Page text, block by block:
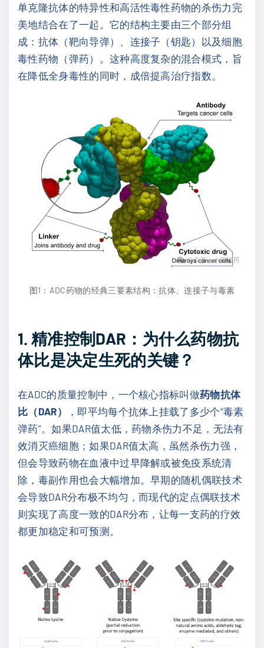
单克隆抗体的特异性和高活性毒性药物的杀伤力完
美地结合在了一起。它的结构主要由三个部分组
成：抗体（靶向导弹）、连接子（钥匙）以及细胞
毒性药物（弹药）。这种高度复杂的混合模式，旨
在降低全身毒性的同时，成倍提高治疗指数。
图1：ADC药物的经典三要素结构：抗体、连接子与毒素
1. 精准控制DAR：为什么药物抗
体比是决定生死的关键？
在ADC的质量控制中，一个核心指标叫做药物抗体
比（DAR）
，即平均每个抗体上挂载了多少个“毒素
弹药”。如果DAR值太低，药物杀伤力不足，无法有
效消灭癌细胞；如果DAR值太高，虽然杀伤力强，
但会导致药物在血液中过早降解或被免疫系统清
除，毒副作用也会大幅增加。早期的随机偶联技术
会导致DAR分布极不均匀，而现代的定点偶联技术
则实现了高度一致的DAR分布，让每一支药的疗效
都更加稳定和可预测。